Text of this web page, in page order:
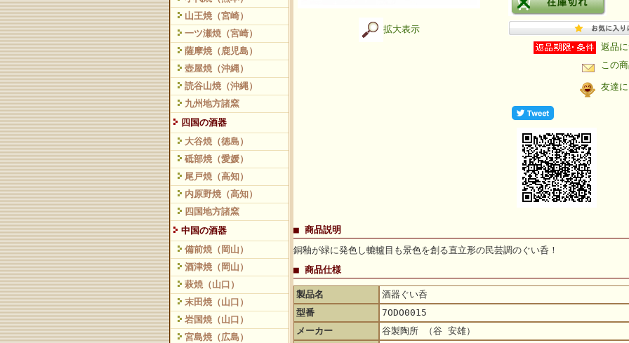
山王焼（宮崎）
一ツ瀬焼（宮崎）
薩摩焼（鹿児島）
壺屋焼（沖縄）
読谷山焼（沖縄）
九州地方諸窯
四国の酒器
大谷焼（徳島）
砥部焼（愛媛）
尾戸焼（高知）
内原野焼（高知）
四国地方諸窯
中国の酒器
備前焼（岡山）
酒津焼（岡山）
萩焼（山口）
末田焼（山口）
岩国焼（山口）
宮島焼（広島）
拡大表示
返品
この
友達
■ 商品説明
銅釉が緑に発色し轆轤目も景色を創る直立形の民芸調のぐい呑！
■ 商品仕様
製品名
酒器ぐい呑
型番
7ODO0015
メーカー
谷製陶所 （谷 安雄）